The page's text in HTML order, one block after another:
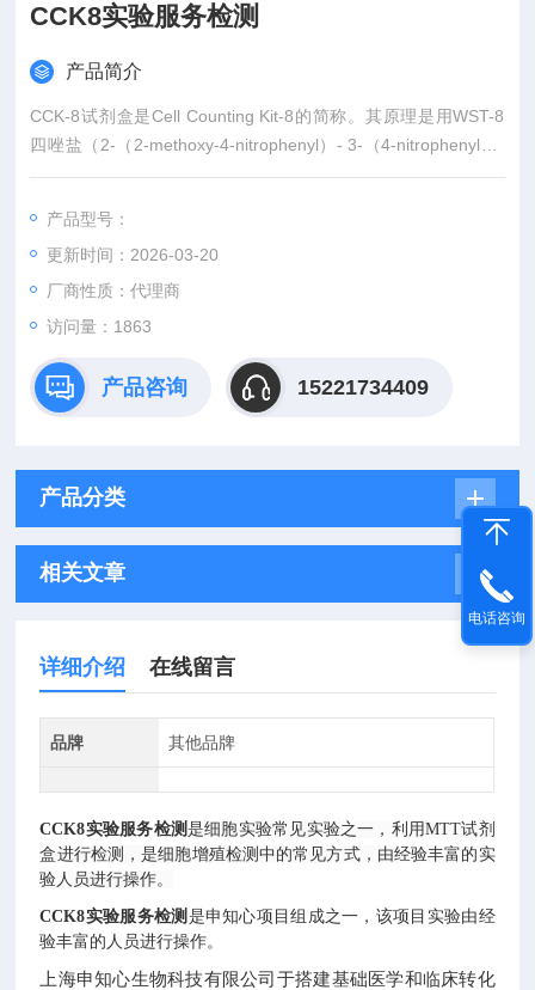
CCK8实验服务检测
产品简介
CCK-8试剂盒是Cell Counting Kit-8的简称。其原理是用WST-8
四唑盐（2-（2-methoxy-4-nitrophenyl）- 3-（4-nitrophenyl）-
5-（2,4-disulfophenyl）-2H-tetrazolium）能被活细胞内的脱氢
甲臜的量与活细胞数量成正比。CCK8实验服务检测
产品型号：
更新时间：2026-03-20
厂商性质：代理商
访问量：1863
产品咨询 15221734409
产品分类
相关文章
详细介绍 在线留言
品牌 其他品牌
CCK8实验服务检测是细胞实验常见实验之一，利用MTT试剂
盒进行检测，是细胞增殖检测中的常见方式，由经验丰富的实
验人员进行操作。
CCK8实验服务检测 是申知心项目组成之一，该项目实验由经
验丰富的人员进行操作。
上海申知心生物科技有限公司于搭建基础医学和临床转化
电话咨询